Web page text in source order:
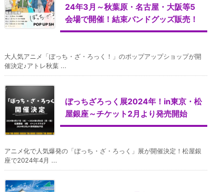
24年3月～秋葉原・名古屋・大阪等5
会場で開催！結束バンドグッズ販売！
大人気アニメ「ぼっち・ざ・ろっく！」のポップアップショップが開
催決定♪アトレ秋葉 ...
ぼっちざろっく展2024年！in東京・松
屋銀座～チケット2月より発売開始
アニメ化で人気爆発の「ぼっち・ざ・ろっく」展が開催決定！松屋銀
座で2024年4月 ...